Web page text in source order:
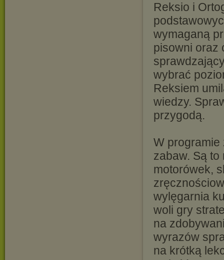
Reksio i
wymaganą
pisowni oraz
wybrać
Reksiem
wiedzy.
przygodą.
W programie
zabaw. Są
motorówek,
wylęgarnia
woli gry
na
wyrazów
na krótką